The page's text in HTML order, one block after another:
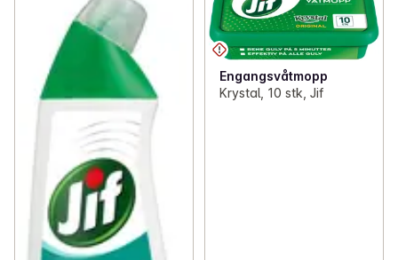
Engangsvåtmopp
Krystal, 10 stk, Jif